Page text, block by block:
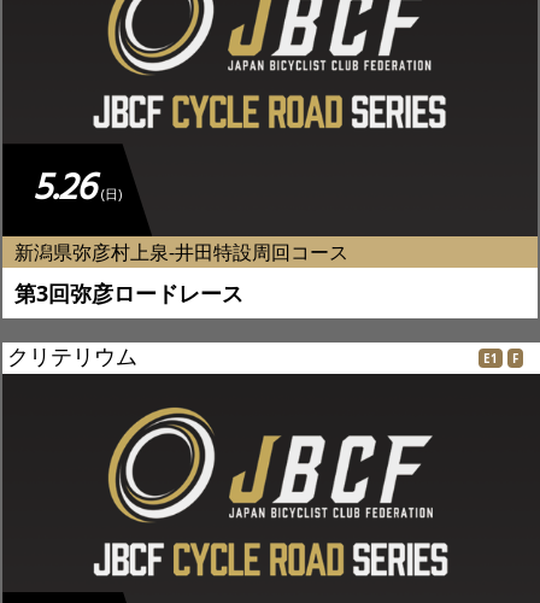
5.26 (日)
新潟県弥彦村上泉-井田特設周回コース
第3回弥彦ロードレース
クリテリウム E1 F